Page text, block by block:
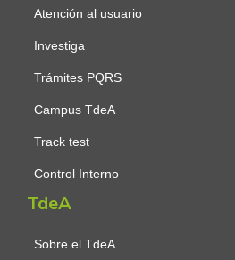
Atención al usuario
Investiga
Trámites PQRS
Campus TdeA
Track test
Control Interno
TdeA
Sobre el TdeA